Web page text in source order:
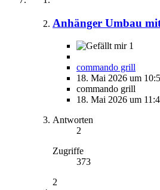
Anhänger Umbau
1
commando grill
18. Mai 2026 um
commando grill
18. Mai 2026 um
Antworten
2
Zugriffe
373
2